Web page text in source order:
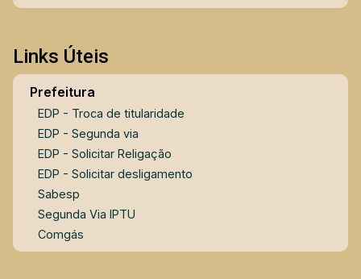
Links Úteis
Prefeitura
EDP - Troca de titularidade
EDP - Segunda via
EDP - Solicitar Religação
EDP - Solicitar desligamento
Sabesp
Segunda Via IPTU
Comgás